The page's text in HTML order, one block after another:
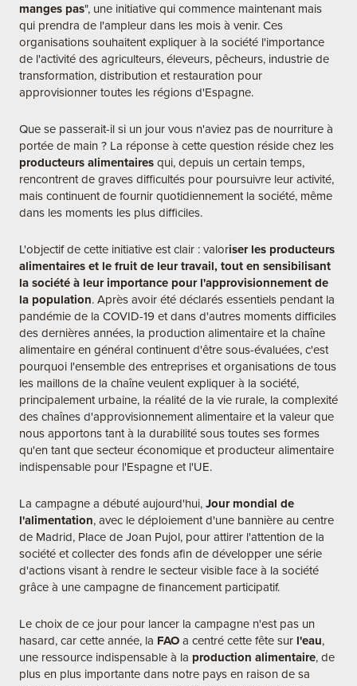
manges pas", une initiative qui commence maintenant mais
qui prendra de l'ampleur dans les mois à venir. Ces
organisations souhaitent expliquer à la société l'importance
de l'activité des agriculteurs, éleveurs, pêcheurs, industrie de
transformation, distribution et restauration pour
approvisionner toutes les régions d'Espagne.
Que se passerait-il si un jour vous n'aviez pas de nourriture à
portée de main ? La réponse à cette question réside chez les
producteurs alimentaires qui, depuis un certain temps,
rencontrent de graves difficultés pour poursuivre leur activité,
mais continuent de fournir quotidiennement la société, même
dans les moments les plus difficiles.
L'objectif de cette initiative est clair : valoriser les producteurs
alimentaires et le fruit de leur travail, tout en sensibilisant
la société à leur importance pour l'approvisionnement de
la population. Après avoir été déclarés essentiels pendant la
pandémie de la COVID-19 et dans d'autres moments difficiles
des dernières années, la production alimentaire et la chaîne
alimentaire en général continuent d'être sous-évaluées, c'est
pourquoi l'ensemble des entreprises et organisations de tous
les maillons de la chaîne veulent expliquer à la société,
principalement urbaine, la réalité de la vie rurale, la complexité
des chaînes d'approvisionnement alimentaire et la valeur que
nous apportons tant à la durabilité sous toutes ses formes
qu'en tant que secteur économique et producteur alimentaire
indispensable pour l'Espagne et l'UE.
La campagne a débuté aujourd'hui, Jour mondial de
l'alimentation, avec le déploiement d'une bannière au centre
de Madrid, Place de Joan Pujol, pour attirer l'attention de la
société et collecter des fonds afin de développer une série
d'actions visant à rendre le secteur visible face à la société
grâce à une campagne de financement participatif.
Le choix de ce jour pour lancer la campagne n'est pas un
hasard, car cette année, la FAO a centré cette fête sur l'eau,
une ressource indispensable à la production alimentaire, de
plus en plus importante dans notre pays en raison de sa